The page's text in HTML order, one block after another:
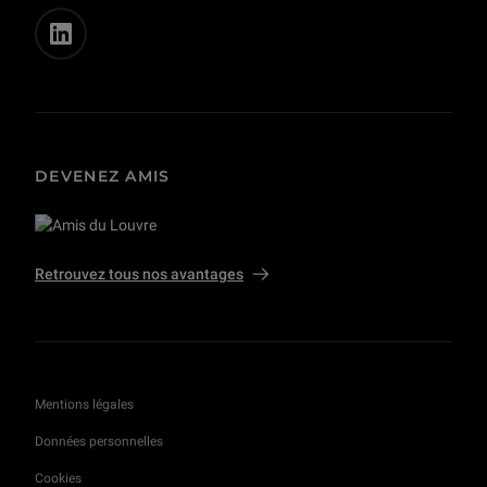
DEVENEZ AMIS
Retrouvez tous nos avantages
Mentions légales
Données personnelles
Cookies